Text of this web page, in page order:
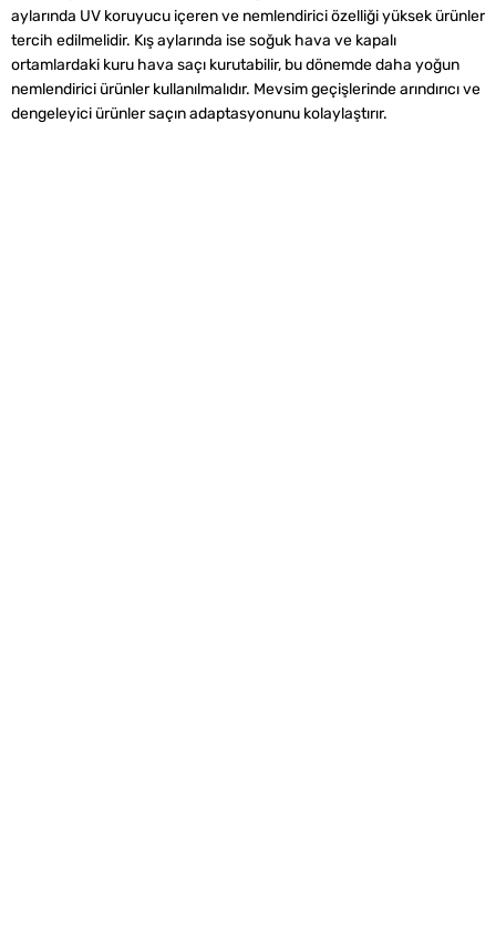
aylarında UV koruyucu içeren ve nemlendirici özelliği yüksek ürünler
tercih edilmelidir. Kış aylarında ise soğuk hava ve kapalı
ortamlardaki kuru hava saçı kurutabilir, bu dönemde daha yoğun
nemlendirici ürünler kullanılmalıdır. Mevsim geçişlerinde arındırıcı ve
dengeleyici ürünler saçın adaptasyonunu kolaylaştırır.